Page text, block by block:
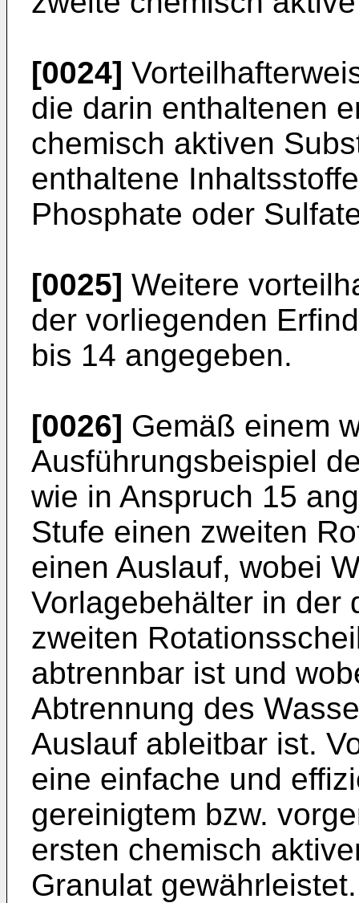
[0024]
die darin enthaltenen
chemisch aktiven
enthaltene
Phosphate oder
[0025] Weitere
der vorliegenden
bis 14 angegeben.
[0026] Gemäß einem
Ausführungsbeispiel
wie in Anspruch 15
Stufe einen zweiten
einen Auslauf, wobei
Vorlagebehälter in der
zweiten
abtrennbar ist und
Abtrennung des
Auslauf ableitbar ist.
eine einfache und
gereinigtem bzw.
ersten chemisch
Granulat gewährleistet.